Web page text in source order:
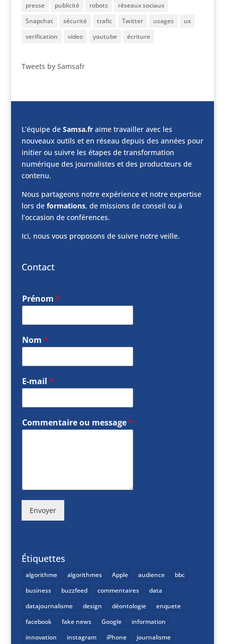
presse
publicité robots
réseaux sociaux
Snapchat
sécurité trafic Twitter usages
ux
verification
video youtube écriture
Tweets by Samsafr
L’équipe de Samsa.fraime travailler avec les
nouveaux outils et en réseau depuis des années pour
initier ou suivre les étapes de transformation
numérique des journalistes et des producteurs de
contenu.
Nous partageons notre expérience et notre expertise
lors de formations, de missions de conseil ou à
l’occasion de conférences.
Ici, nous vous proposons de suivre notre veille.
Contact
Prénom *
Nom *
E-mail *
Commentaire ou message*
Envoyer
Étiquettes
algorithme algorithmes Apple audience
bbc
business
buzzfeed commentaires
data
datajournalisme
design déontologie
enquete
facebook
fake news Google
information
innovation
instagram iPhone journalisme